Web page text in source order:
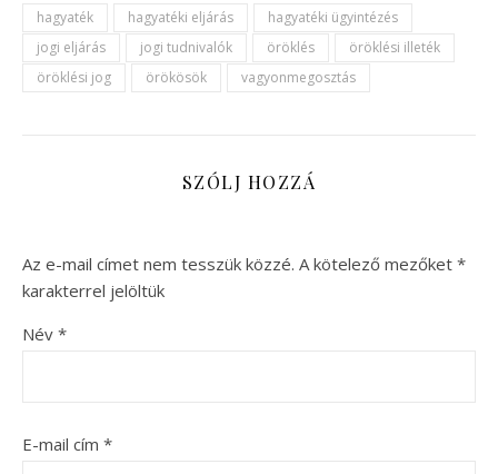
hagyaték hagyatéki eljárás
hagyatéki ügyintézés
jogi eljárás
jogi tudnivalók öröklés
öröklési illeték
öröklési jog
örökösök vagyonmegosztás
SZÓLJ HOZZÁ
Az e-mail címet nem tesszük közzé. A kötelező mezőket *
karakterrel jelöltük
Név *
E-mail cím *